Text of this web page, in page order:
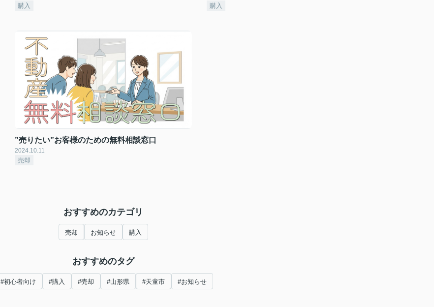
購入 購入
”売りたい”お客様のための無料相談窓口
2024.10.11
売却
おすすめのカテゴリ
売却 お知らせ 購入
おすすめのタグ
#初心者向け #購入 #売却 #山形県 #天童市 #お知らせ